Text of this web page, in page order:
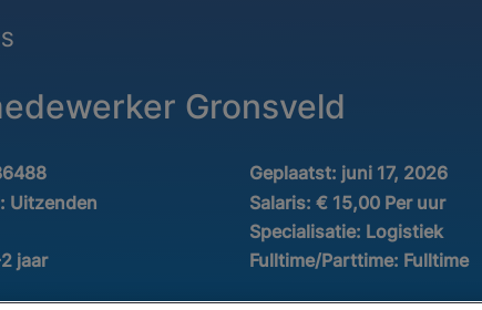
Gronsveld
Geplaatst: juni 17, 2026
Uitzenden Salaris: € 15,00 Per uur
Specialisatie: Logistiek
jaar Fulltime/Parttime: Fulltime